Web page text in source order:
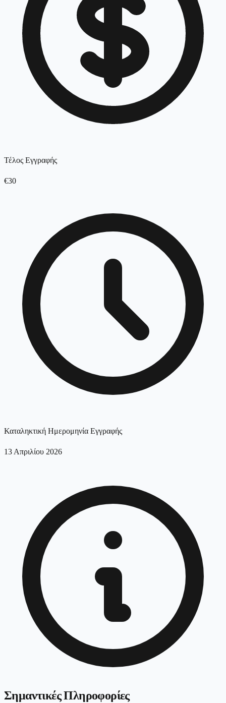
Τέλος Εγγραφής
€30
Καταληκτική Ημερομηνία Εγγραφής
13 Απριλίου 2026
Σημαντικές Πληροφορίες